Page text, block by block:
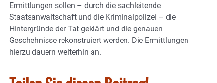
Ermittlungen sollen – durch die sachleitende
Staatsanwaltschaft und die Kriminalpolizei – die
Hintergründe der Tat geklärt und die genauen
Geschehnisse rekonstruiert werden. Die Ermittlungen
hierzu dauern weiterhin an.